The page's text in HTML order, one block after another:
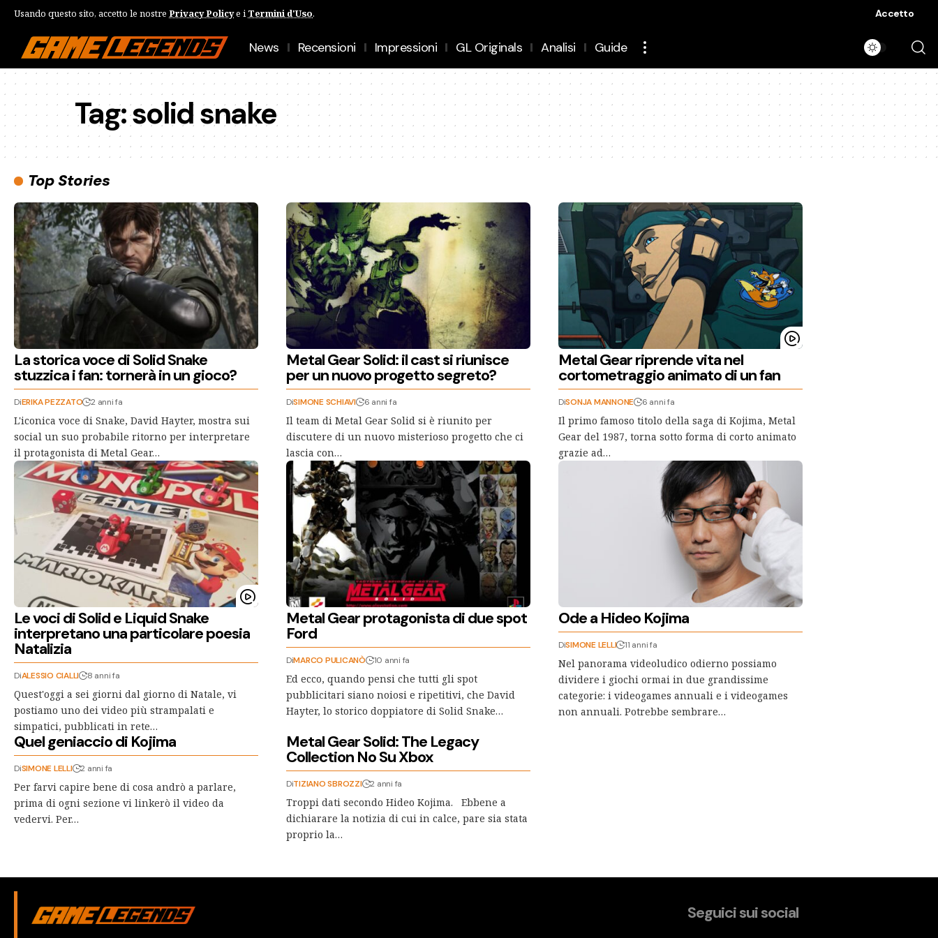
Usando questo sito, accetto le nostre Privacy Policye i Termini d'Uso. Accetto
News Recensioni Impressioni GL Originals Analisi Guide
Tag:solid snake
Top Stories
La storica voce di Solid Snake
stuzzica i fan: tornerà in un gioco?
DiERIKA PEZZATO 2 anni fa
L'iconica voce di Snake, David Hayter, mostra sui
social un suo probabile ritorno per interpretare
il protagonista di Metal Gear…
Metal Gear Solid: il cast si riunisce
per un nuovo progetto segreto?
DiSIMONE SCHIAVI 6 anni fa
Il team di Metal Gear Solid si è riunito per
discutere di un nuovo misterioso progetto che ci
lascia con…
Metal Gear riprende vita nel
cortometraggio animato di un fan
DiSONJA MANNONE 6 anni fa
Il primo famoso titolo della saga di Kojima, Metal
Gear del 1987, torna sotto forma di corto animato
grazie ad…
Le voci di Solid e Liquid Snake
interpretano una particolare poesia
Natalizia
DiALESSIO CIALLI 8 anni fa
Quest'oggi a sei giorni dal giorno di Natale, vi
postiamo uno dei video più strampalati e
simpatici, pubblicati in rete…
Metal Gear protagonista di due spot
Ford
DiMARCO PULICANÒ 10 anni fa
Ed ecco, quando pensi che tutti gli spot
pubblicitari siano noiosi e ripetitivi, che David
Hayter, lo storico doppiatore di Solid Snake…
Ode a Hideo Kojima
DiSIMONE LELLI 11 anni fa
Nel panorama videoludico odierno possiamo
dividere i giochi ormai in due grandissime
categorie: i videogames annuali e i videogames
non annuali. Potrebbe sembrare…
Quel geniaccio di Kojima
DiSIMONE LELLI 2 anni fa
Per farvi capire bene di cosa andrò a parlare,
prima di ogni sezione vi linkerò il video da
vedervi. Per…
Metal Gear Solid: The Legacy
Collection No Su Xbox
DiTIZIANO SBROZZI 2 anni fa
Troppi dati secondo Hideo Kojima. Ebbene a
dichiarare la notizia di cui in calce, pare sia stata
proprio la…
Seguici sui social